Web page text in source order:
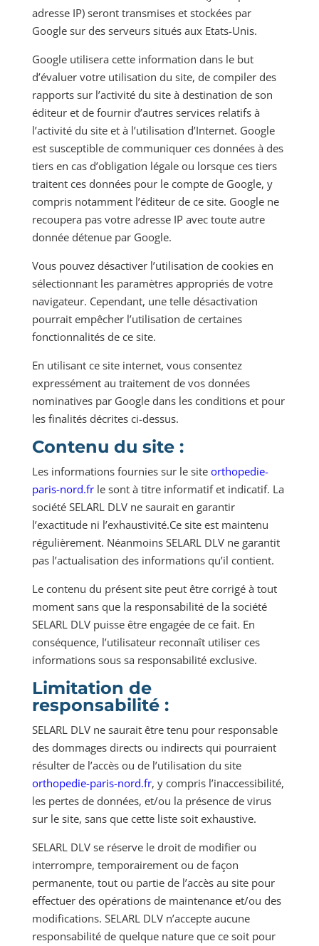
adresse IP) seront transmises et stockées par
Google sur des serveurs situés aux Etats-Unis.
Google utilisera cette information dans le but
d’évaluer votre utilisation du site, de compiler des
rapports sur l’activité du site à destination de son
éditeur et de fournir d’autres services relatifs à
l’activité du site et à l’utilisation d’Internet. Google
est susceptible de communiquer ces données à des
tiers en cas d’obligation légale ou lorsque ces tiers
traitent ces données pour le compte de Google, y
compris notamment l’éditeur de ce site. Google ne
recoupera pas votre adresse IP avec toute autre
donnée détenue par Google.
Vous pouvez désactiver l’utilisation de cookies en
sélectionnant les paramètres appropriés de votre
navigateur. Cependant, une telle désactivation
pourrait empêcher l’utilisation de certaines
fonctionnalités de ce site.
En utilisant ce site internet, vous consentez
expressément au traitement de vos données
nominatives par Google dans les conditions et pour
les finalités décrites ci-dessus.
Contenu du site :
Les informations fournies sur le site orthopedie-
paris-nord.frle sont à titre informatif et indicatif. La
société SELARL DLV ne saurait en garantir
l’exactitude ni l’exhaustivité.Ce site est maintenu
régulièrement. Néanmoins SELARL DLV ne garantit
pas l’actualisation des informations qu’il contient.
Le contenu du présent site peut être corrigé à tout
moment sans que la responsabilité de la société
SELARL DLV puisse être engagée de ce fait. En
conséquence, l’utilisateur reconnaît utiliser ces
informations sous sa responsabilité exclusive.
Limitation de
responsabilité :
SELARL DLV ne saurait être tenu pour responsable
des dommages directs ou indirects qui pourraient
résulter de l’accès ou de l’utilisation du site
orthopedie-paris-nord.fr, y compris l’inaccessibilité,
les pertes de données, et/ou la présence de virus
sur le site, sans que cette liste soit exhaustive.
SELARL DLV se réserve le droit de modifier ou
interrompre, temporairement ou de façon
permanente, tout ou partie de l’accès au site pour
effectuer des opérations de maintenance et/ou des
modifications. SELARL DLV n’accepte aucune
responsabilité de quelque nature que ce soit pour